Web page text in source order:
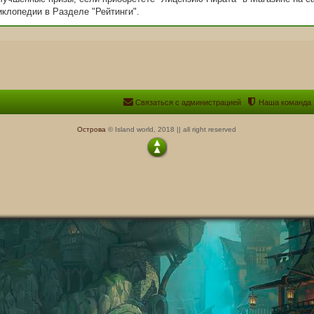
в Разделе "Рейтинги".
Наша команда
Связаться с администрацией
Острова © Island world, 2018 || all right reserved